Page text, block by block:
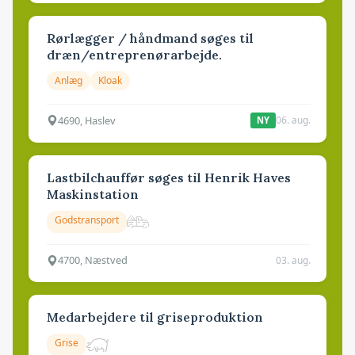
Rørlægger / håndmand søges til
dræn/entreprenørarbejde.
Anlæg Kloak
4690, Haslev NY 06. aug.
Lastbilchauffør søges til Henrik Haves
Maskinstation
Godstransport
4700, Næstved 03. aug.
Medarbejdere til griseproduktion
Grise